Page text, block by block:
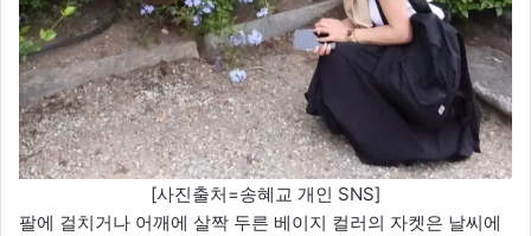
[사진출처=송혜교 개인 SNS]
팔에 걸치거나 어깨에 살짝 두른 베이지 컬러의 자켓은 날씨에